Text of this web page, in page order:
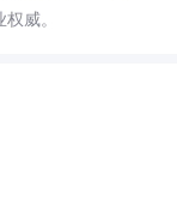
威。